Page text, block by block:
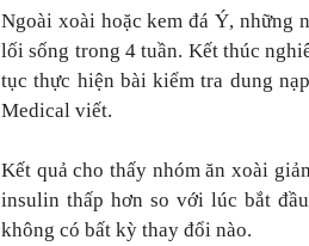
Ngoài xoài hoặc kem đá Ý, những
lối sống trong 4 tuần. Kết thúc
tục thực hiện bài kiểm tra dung
Medical viết.
Kết quả cho thấy nhóm ăn xoài
insulin thấp hơn so với lúc bắt
không có bất kỳ thay đổi nào.